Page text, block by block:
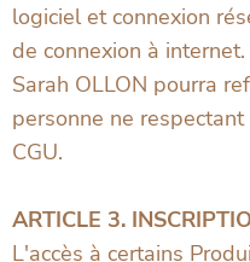
logiciel et connexion
de connexion à internet.
Sarah OLLON pourra
personne ne
CGU.
ARTICLE 3.
L'accès à certains